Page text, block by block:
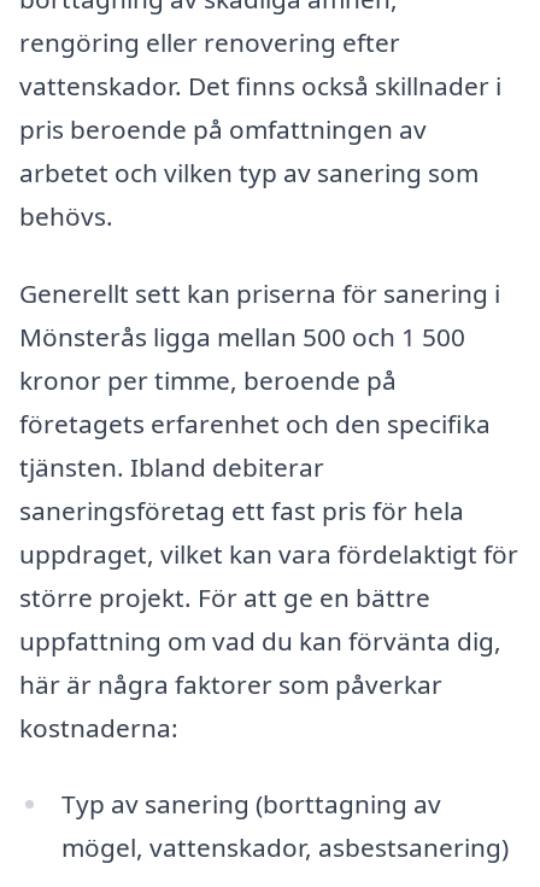
rengöring eller renovering efter
vattenskador. Det finns också skillnader i
pris beroende på omfattningen av
arbetet och vilken typ av sanering som
behövs.
Generellt sett kan priserna för sanering i
Mönsterås ligga mellan 500 och 1 500
kronor per timme, beroende på
företagets erfarenhet och den specifika
tjänsten. Ibland debiterar
saneringsföretag ett fast pris för hela
uppdraget, vilket kan vara fördelaktigt för
större projekt. För att ge en bättre
uppfattning om vad du kan förvänta dig,
här är några faktorer som påverkar
kostnaderna:
Typ av sanering (borttagning av
mögel, vattenskador, asbestsanering)